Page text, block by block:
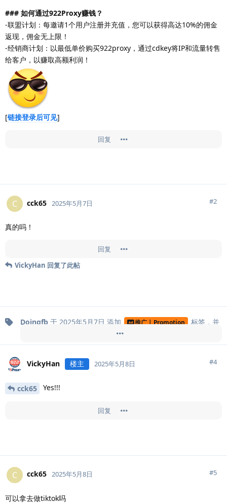
### 如何通过922Proxy赚钱？
-联盟计划：每邀请1个用户注册并充值，您可以获得高达10%的佣金
返现，佣金无上限！
-经销商计划：以最低单价购买922proxy，通过cdkey将IP和流量转售
给客户，以赚取高额利润！
[链接登录后可见]
回复
C cck65 2025年5月7日 #2
真的吗！
回复
VickyHan 回复了此帖
Doingfb 于 2025年5月7日 添加 推广 | Promotion 标签，并
VickyHan 楼主 2025年5月8日 #4
cck65 Yes!!!
回复
C cck65 2025年5月8日 #5
可以拿去做tiktok吗